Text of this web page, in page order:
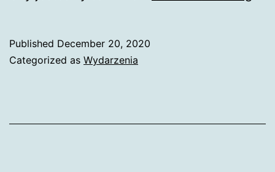
Published December 20, 2020
Categorized as Wydarzenia